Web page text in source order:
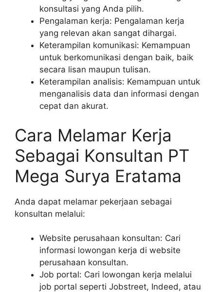
konsultasi yang Anda pilih.
Pengalaman kerja: Pengalaman kerja
yang relevan akan sangat dihargai.
Keterampilan komunikasi: Kemampuan
untuk berkomunikasi dengan baik, baik
secara lisan maupun tulisan.
Keterampilan analisis: Kemampuan untuk
menganalisis data dan informasi dengan
cepat dan akurat.
Cara Melamar Kerja
Sebagai Konsultan PT
Mega Surya Eratama
Anda dapat melamar pekerjaan sebagai
konsultan melalui:
Website perusahaan konsultan: Cari
informasi lowongan kerja di website
perusahaan konsultan.
Job portal: Cari lowongan kerja melalui
job portal seperti Jobstreet, Indeed, atau